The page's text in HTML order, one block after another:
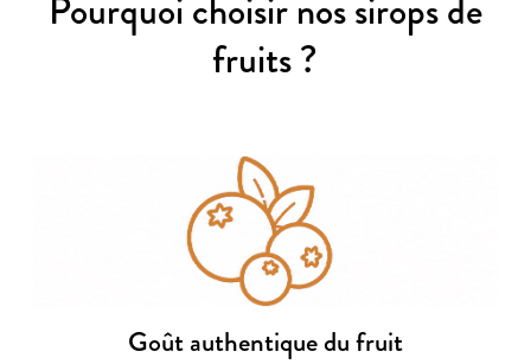
Pourquoi choisir nos sirops de
fruits ?
Goût authentique du fruit